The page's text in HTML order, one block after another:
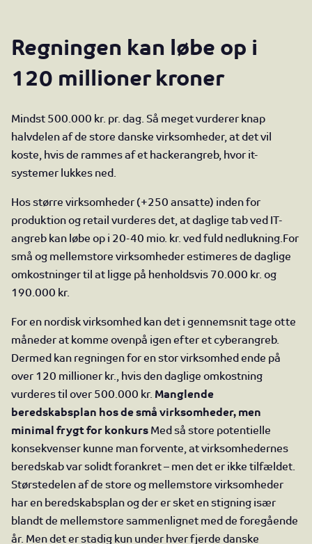
Regningen kan løbe op i
120 millioner kroner
Mindst 500.000 kr. pr. dag. Så meget vurderer knap
halvdelen af de store danske virksomheder, at det vil
koste, hvis de rammes af et hackerangreb, hvor it-
systemer lukkes ned.
Hos større virksomheder (+250 ansatte) inden for
produktion og retail vurderes det, at daglige tab ved IT-
angreb kan løbe op i 20-40 mio. kr. ved fuld nedlukning.For
små og mellemstore virksomheder estimeres de daglige
omkostninger til at ligge på henholdsvis 70.000 kr. og
190.000 kr.
For en nordisk virksomhed kan det i gennemsnit tage otte
måneder at komme ovenpå igen efter et cyberangreb.
Dermed kan regningen for en stor virksomhed ende på
over 120 millioner kr., hvis den daglige omkostning
vurderes til over 500.000 kr. Manglende
beredskabsplan hos de små virksomheder, men
minimal frygt for konkurs Med så store potentielle
konsekvenser kunne man forvente, at virksomhedernes
beredskab var solidt forankret – men det er ikke tilfældet.
Størstedelen af de store og mellemstore virksomheder
har en beredskabsplan og der er sket en stigning især
blandt de mellemstore sammenlignet med de foregående
år. Men det er stadig kun under hver fjerde danske